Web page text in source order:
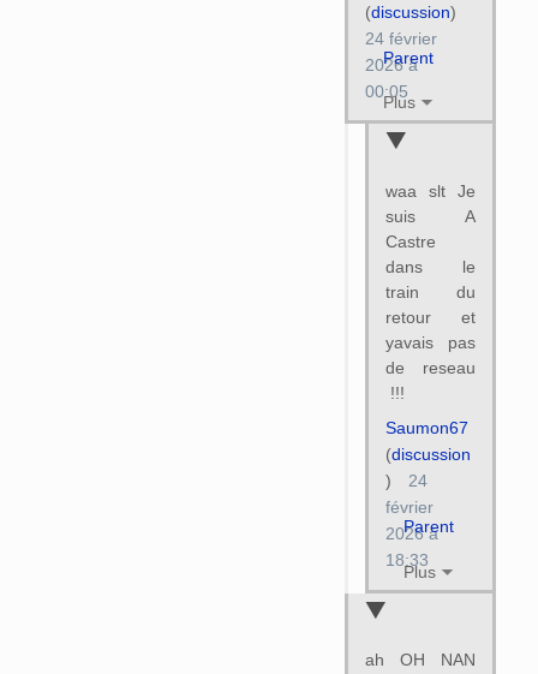
Parent
Plus
(discussion)
24 février
2026 à
00:05
waa slt Je
suis A
Castre
dans le
train du
retour et
yavais pas
de reseau
!!!
Parent
Plus
Saumon67
(discussion
)
24
février
2026 à
18:33
ah OH NAN